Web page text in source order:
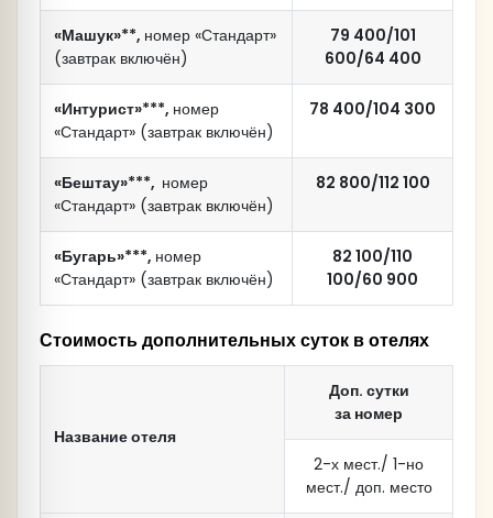
- 1100 руб. - на Чегет
обед
ужин
250 рублей с человека - Бархан Сары – Кум
обед
ужин
Обед (входит в стоимость тура)
Прогулка по современной части Дербента.
городскую набережную
Дербента
посещение местного рынка
Пещера "Нокъо" и подвесной мост над
Сулакским каньоном.
«Машук»**, номер «Стандарт»
(завтрак включён)
79 400/101
600/64 400
«Интурист»***, номер
«Стандарт» (завтрак включён)
78 400/104 300
«Бештау»***, номер
«Стандарт» (завтрак включён)
82 800/112 100
«Бугарь»***, номер
«Стандарт» (завтрак включён)
82 100/110
100/60 900
Стоимость дополнительных суток в отелях
Название отеля
Доп. сутки
за номер
2-х мест./ 1-но
мест./ доп. место